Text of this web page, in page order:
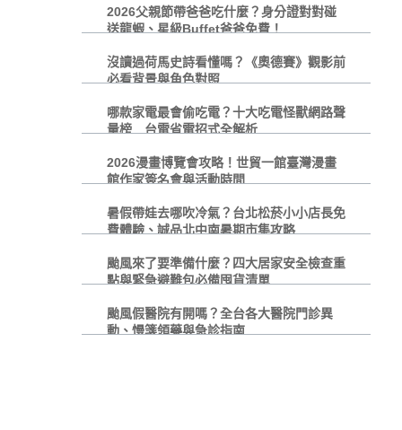
2026父親節帶爸爸吃什麼？身分證對對碰
送龍蝦、星級Buffet爸爸免費！
沒讀過荷馬史詩看懂嗎？《奧德賽》觀影前
必看背景與角色對照
哪款家電最會偷吃電？十大吃電怪獸網路聲
量榜 台電省電招式全解析
2026漫畫博覽會攻略！世貿一館臺灣漫畫
館作家簽名會與活動時間
暑假帶娃去哪吹冷氣？台北松菸小小店長免
費體驗、誠品北中南暑期市集攻略
颱風來了要準備什麼？四大居家安全檢查重
點與緊急避難包必備囤貨清單
颱風假醫院有開嗎？全台各大醫院門診異
動、慢箋領藥與急診指南